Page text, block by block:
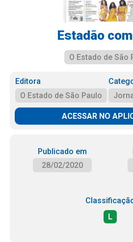
Estadão
O Estado de São
Editora
O Estado de São Paulo
ACESSAR NO
Publicado em
28/02/2020
L